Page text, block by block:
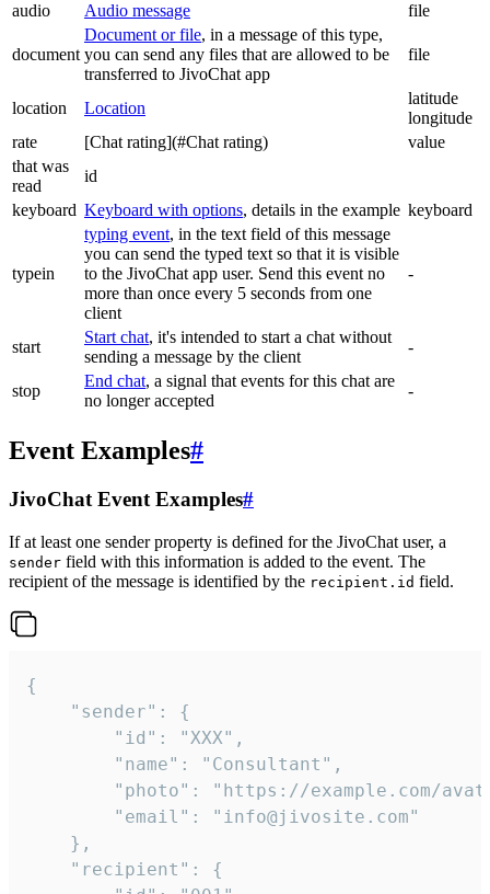
audio
Audio message file
document
Document or file, in a message of this type,
you can send any files that are allowed to be
transferred to JivoChat app
file
location Location
latitude
longitude
rate
[Chat rating](#Chat rating)
value
that was
read
id
keyboard Keyboard with options, details in the example keyboard
typein
typing event, in the text field of this message
you can send the typed text so that it is visible
to the JivoChat app user. Send this event no
more than once every 5 seconds from one
client
-
start
Start chat, it's intended to start a chat without
sending a message by the client
-
stop
End chat, a signal that events for this chat are
no longer accepted
-
Event Examples#
JivoChat Event Examples#
If at least one sender property is defined for the JivoChat user, a
sender field with this information is added to the event. The
recipient of the message is identified by the recipient.id field.
{